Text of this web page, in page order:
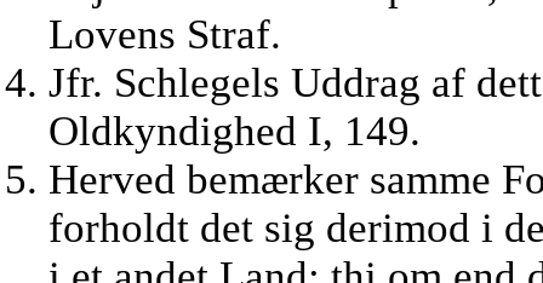
Lovens Straf.
Jfr. Schlegels Uddrag af
Oldkyndighed I, 149.
Herved bemærker samme
forholdt det sig derimod i